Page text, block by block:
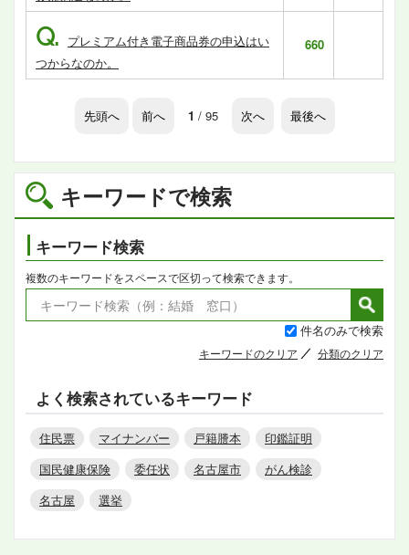
キーワードで検索
キーワード検索
複数のキーワードをスペースで区切って検索できます。
件名のみで検索
キーワードのクリア 分類のクリア
よく検索されているキーワード
住民票 マイナンバー 戸籍謄本
印鑑証明
国民健康保険
委任状 名古屋市
がん検診
名古屋
選挙
Q. プレミアム付き電子商品券の申込はい
つからなのか。
660
先頭へ 前へ 1 / 95 次へ 最後へ